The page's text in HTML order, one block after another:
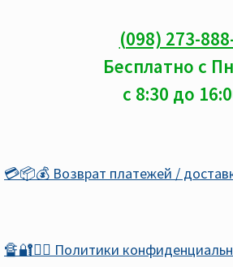
(098) 273-
Бесплатно с
с 8:30 до
💳📦💰 Возврат платежей /
🔏🔐🕵️‍♂️ Политики